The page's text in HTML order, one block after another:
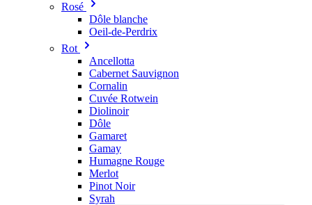
Rosé
Dôle blanche
Oeil-de-Perdrix
Rot
Ancellotta
Cabernet Sauvignon
Cornalin
Cuvée Rotwein
Diolinoir
Dôle
Gamaret
Gamay
Humagne Rouge
Merlot
Pinot Noir
Syrah